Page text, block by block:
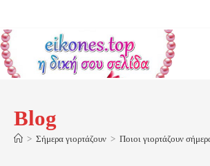
content
Blog
> Σήμερα γιορτάζουν > Ποιοι γιορτάζουν